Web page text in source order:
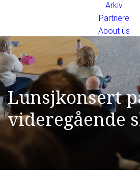
Arkiv
Partnere
About us
Lunsjkonsert p
videregående s